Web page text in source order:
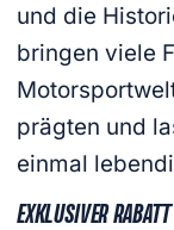
und die
bringen viele
prägten und
einmal
EXKLUSIVER